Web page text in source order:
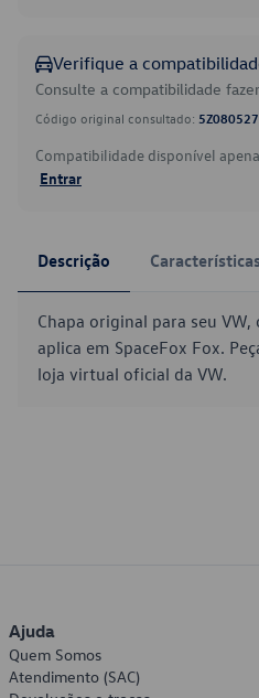
Verifique a
Consulte a compatibilidade
Código original consultado:
Compatibilidade disponível
Entrar
Descrição
Chapa original para seu
aplica em SpaceFox Fox.
loja virtual oficial da VW.
Ajuda
Quem Somos
Atendimento (SAC)